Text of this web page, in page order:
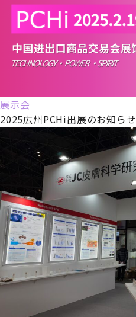
展示会
2025広州PCHi出展のお知らせ